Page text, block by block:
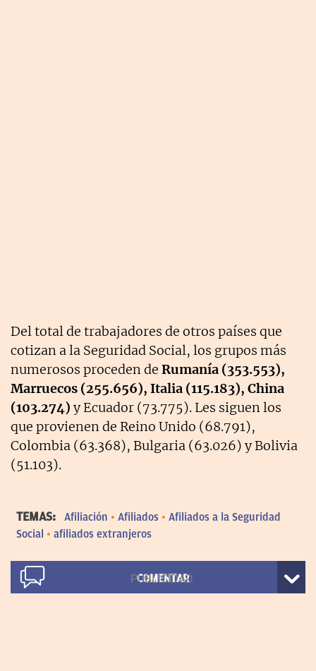
Del total de trabajadores de otros países que
cotizan a la Seguridad Social, los grupos más
numerosos proceden de Rumanía (353.553),
Marruecos (255.656), Italia (115.183), China
(103.274) y Ecuador (73.775). Les siguen los
que provienen de Reino Unido (68.791),
Colombia (63.368), Bulgaria (63.026) y Bolivia
(51.103).
TEMAS: Afiliación Afiliados
Afiliados a la Seguridad
Social
afiliados extranjeros
COMENTAR